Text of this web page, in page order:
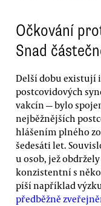
Očkování
Snad
Delší dobu existují
postcovidových
vakcín — bylo
nejběžnějších
hlášením plného
šedesáti let.
u osob, jež
konzistentní s
píší například
předběžně